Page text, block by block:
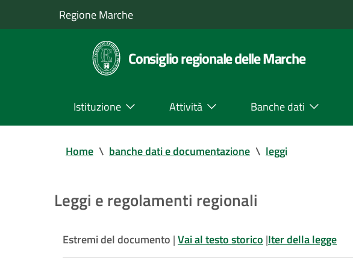
Regione Marche
Consiglio regionale delle Marche
Istituzione Attività Banche dati
Home \ banche dati e documentazione \ leggi
Leggi e regolamenti regionali
Estremi del documento |Vai al testo storico |Iter della legge